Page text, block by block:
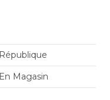
République
En Magasin